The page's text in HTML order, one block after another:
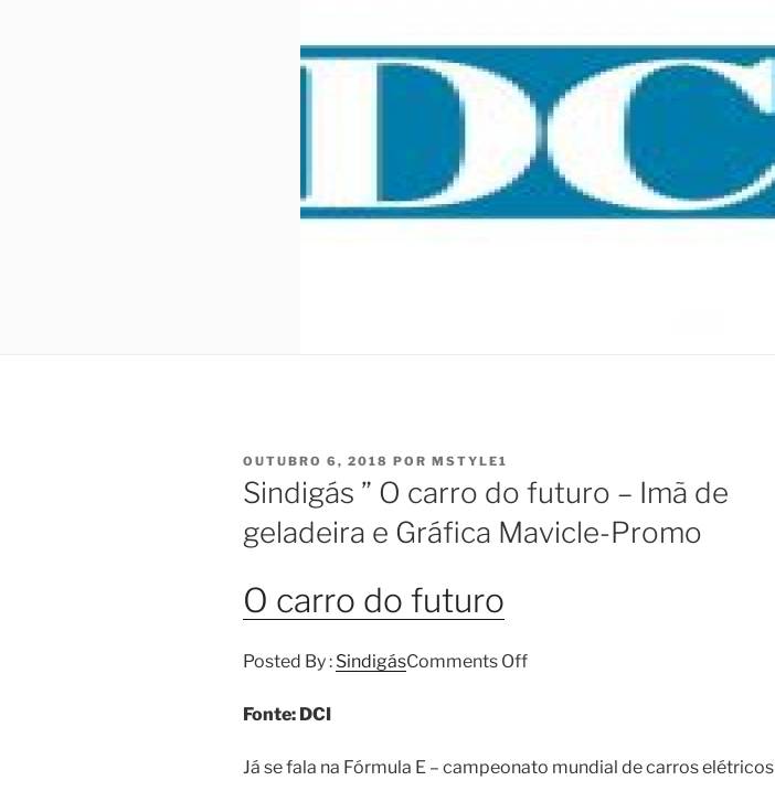
PUBLICADO
EM
OUTUBRO 6, 2018 POR MSTYLE1
Sindigás ” O carro do futuro – Imã de
geladeira e Gráfica Mavicle-Promo
O carro do futuro
Posted By : SindigásComments Off
Fonte: DCI
Já se fala na Fórmula E – campeonato mundial de carros elétricos